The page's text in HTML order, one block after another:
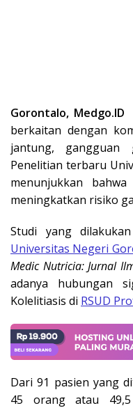
Gorontalo, Medgo.ID
berkaitan dengan
jantung, gangguan
Penelitian terbaru
menunjukkan
meningkatkan risiko
Studi yang
Universitas Negeri
Medic Nutricia: Jurnal
adanya hubungan
Kolelitiasis di RSUD
Dari 91 pasien yang
45 orang atau